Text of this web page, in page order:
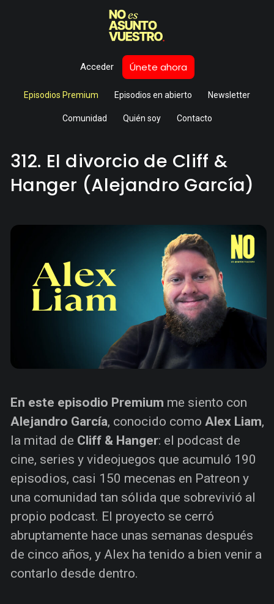
Acceder Únete ahora
Episodios Premium Episodios en abierto Newsletter
Comunidad Quién soy Contacto
312. El divorcio de Cliff &
Hanger (Alejandro García)
En este episodio Premium me siento con
Alejandro García, conocido como Alex Liam,
la mitad de Cliff & Hanger: el podcast de
cine, series y videojuegos que acumuló 190
episodios, casi 150 mecenas en Patreon y
una comunidad tan sólida que sobrevivió al
propio podcast. El proyecto se cerró
abruptamente hace unas semanas después
de cinco años, y Alex ha tenido a bien venir a
contarlo desde dentro.